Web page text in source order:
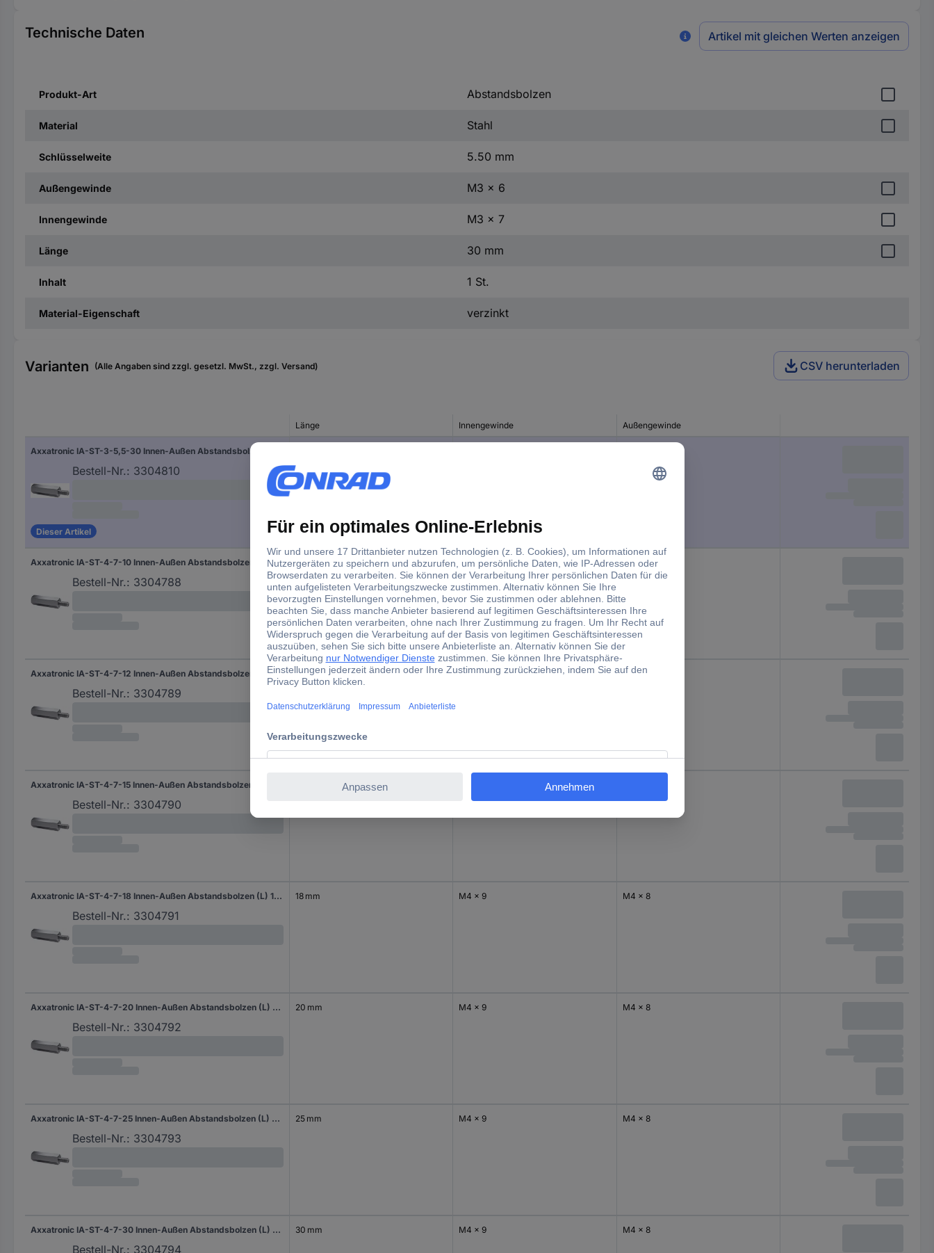
Technische Daten Artikel mit gleichen Werten anzeigen
Produkt-Art Abstandsbolzen
Material Stahl
Schlüsselweite 5.50 mm
Außengewinde M3 x 6
Innengewinde M3 x 7
Länge 30 mm
Inhalt 1 St.
Material-Eigenschaft verzinkt
Varianten (Alle Angaben sind zzgl. gesetzl. MwSt., zzgl. Versand) CSV herunterladen
Länge Innengewinde Außengewinde
Bestell-Nr.: 3304810
Dieser Artikel
Axxatronic IA-ST-4-7-10 Innen-Außen Abstandsbolzen (L) 10 mm M4 x 6 M4 x 8 Stahl verzinkt 1 St.
Bestell-Nr.: 3304788
10 mm M4 x 6 M4 x 8
Axxatronic IA-ST-4-7-12 Innen-Außen Abstandsbolzen (L) 12 mm M4 x 6 M4 x 8 Stahl verzinkt 1 St.
Bestell-Nr.: 3304789
12 mm M4 x 6 M4 x 8
Bestell-Nr.: 3304790
Axxatronic IA-ST-4-7-18 Innen-Außen Abstandsbolzen (L) 18 mm M4 x 9 M4 x 8 Stahl verzinkt 1 St.
Bestell-Nr.: 3304791
18 mm M4 x 9 M4 x 8
Axxatronic IA-ST-4-7-20 Innen-Außen Abstandsbolzen (L) 20 mm M4 x 9 M4 x 8 Stahl verzinkt 1 St.
Bestell-Nr.: 3304792
20 mm M4 x 9 M4 x 8
Axxatronic IA-ST-4-7-25 Innen-Außen Abstandsbolzen (L) 25 mm M4 x 9 M4 x 8 Stahl verzinkt 1 St.
Bestell-Nr.: 3304793
25 mm M4 x 9 M4 x 8
Axxatronic IA-ST-4-7-30 Innen-Außen Abstandsbolzen (L) 30 mm M4 x 9 M4 x 8 Stahl verzinkt 1 St.
Bestell-Nr.: 3304794
30 mm M4 x 9 M4 x 8